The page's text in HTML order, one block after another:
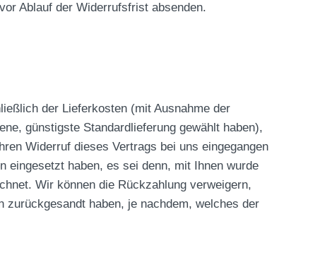
Ablauf der Widerrufsfrist absenden.
der Lieferkosten (mit Ausnahme der
günstigste Standardlieferung gewählt haben),
Widerruf dieses Vertrags bei uns eingegangen
eingesetzt haben, es sei denn, mit Ihnen wurde
Wir können die Rückzahlung verweigern,
haben, je nachdem, welches der